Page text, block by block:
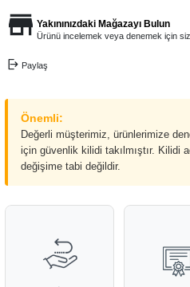
Yakınınızdaki Mağazayı Bulun
Ürünü incelemek veya denemek için
Paylaş
Önemli:
Değerli müşterimiz, ürünlerimize
için güvenlik kilidi takılmıştır. Kilidi
değişime tabi değildir.